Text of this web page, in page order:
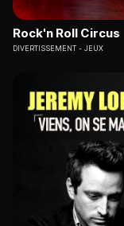
Rock'n Roll Circus
DIVERTISSEMENT JEUX